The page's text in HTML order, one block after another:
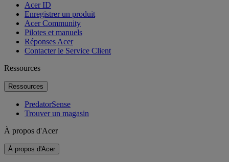
Acer ID
Enregistrer un produit
Acer Community
Pilotes et manuels
Réponses Acer
Contacter le Service Client
Ressources
Ressources
PredatorSense
Trouver un magasin
À propos d'Acer
À propos d'Acer